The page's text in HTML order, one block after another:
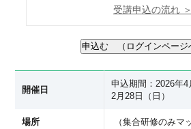
受講申込の流れ ＞
開催日
申込期間：2026年
2月28日（日）
場所 （集合研修のみマ